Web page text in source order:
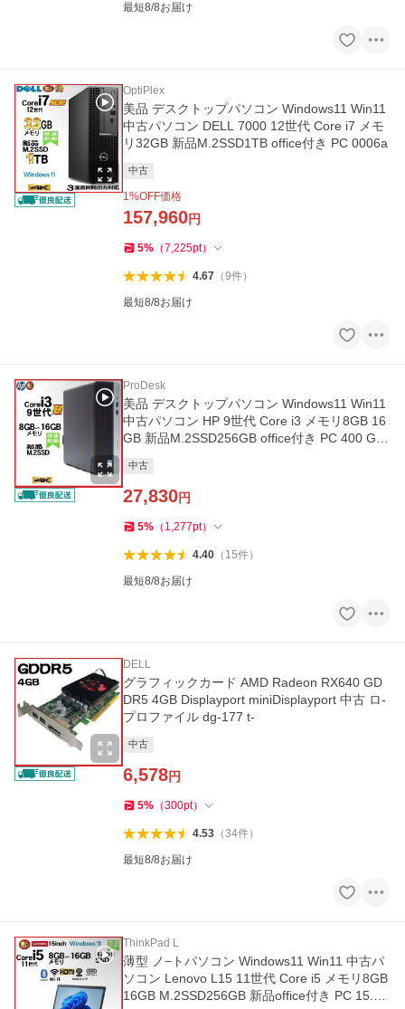
最短8/8お届け
OptiPlex
美品 デスクトップパソコン Windows11 Win11
中古パソコン DELL 7000 12世代 Core i7 メモ
リ32GB 新品M.2SSD1TB office付き PC 0006a
中古
1%OFF価格
157,960円
5% （7,225pt）
4.67（9件）
最短8/8お届け
ProDesk
美品 デスクトップパソコン Windows11 Win11
中古パソコン HP 9世代 Core i3 メモリ8GB 16
GB 新品M.2SSD256GB office付き PC 400 G6
中古
27,830円
5% （ 1,277pt）
4.40（ 15件）
最短8/8お届け
DELL
グラフィックカード AMD Radeon RX640 GD
DR5 4GB Displayport miniDisplayport 中古 ロ-
プロファイル dg-177 t-
中古
6,578円
5% （300pt）
4.53（34件）
最短8/8お届け
ThinkPad L
薄型 ノ−トパソコン Windows11 Win11 中古パ
ソコン Lenovo L15 11世代 Core i5 メモリ8GB
16GB M.2SSD256GB 新品office付き PC 15.6